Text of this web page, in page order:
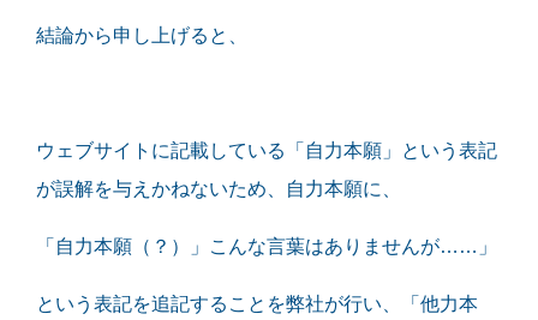
結論から申し上げると、
ウェブサイトに記載している「自力本願」という表記
が誤解を与えかねないため、自力本願に、
「自力本願（？）」こんな言葉はありませんが……」
という表記を追記することを弊社が行い、「他力本